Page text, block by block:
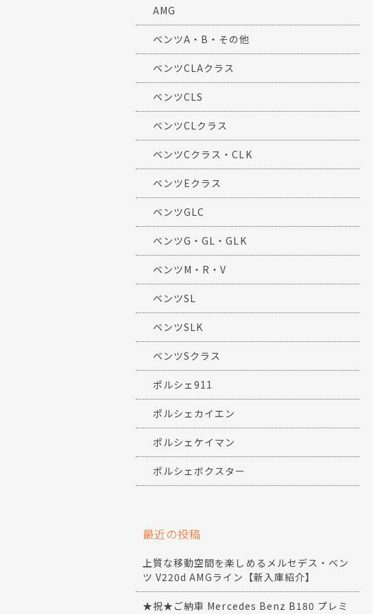
AMG
ベンツA・B・その他
ベンツCLAクラス
ベンツCLS
ベンツCLクラス
ベンツCクラス・CLK
ベンツEクラス
ベンツGLC
ベンツG・GL・GLK
ベンツM・R・V
ベンツSL
ベンツSLK
ベンツSクラス
ポルシェ911
ポルシェカイエン
ポルシェケイマン
ポルシェボクスター
最近の投稿
上質な移動空間を楽しめるメルセデス・ベン
ツ V220d AMGライン【新入庫紹介】
★祝★ご納車 Mercedes Benz B180 プレミ